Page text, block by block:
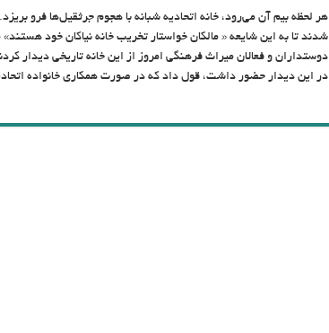
هر لحظه بیم آن می‌رود، خانه اتحادیه شبانه با هجوم جرثقیل‌ها فرو
شدند تا به این شایعه « مالکان خواستار تخریب خانه نیاکان خود
دوستداران و فعالان میراث فرهنگی امروز از این خانه تاریخی دیدار
در این دیدار حضور داشت، قول داد که در صورت همکاری خانواده